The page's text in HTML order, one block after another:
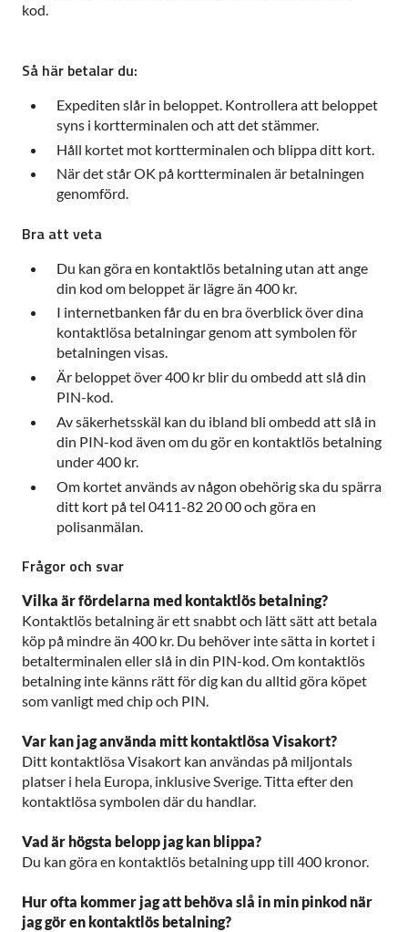
kod.
Så här betalar du:
Expediten slår in beloppet. Kontrollera att beloppet
syns i kortterminalen och att det stämmer.
Håll kortet mot kortterminalen och blippa ditt kort.
När det står OK på kortterminalen är betalningen
genomförd.
Bra att veta
Du kan göra en kontaktlös betalning utan att ange
din kod om beloppet är lägre än 400 kr.
I internetbanken får du en bra överblick över dina
kontaktlösa betalningar genom att symbolen för
betalningen visas.
Är beloppet över 400 kr blir du ombedd att slå din
PIN-kod.
Av säkerhetsskäl kan du ibland bli ombedd att slå in
din PIN-kod även om du gör en kontaktlös betalning
under 400 kr.
Om kortet används av någon obehörig ska du spärra
ditt kort på tel 0411-82 20 00 och göra en
polisanmälan.
Frågor och svar
Vilka är fördelarna med kontaktlös betalning?
Kontaktlös betalning är ett snabbt och lätt sätt att betala
köp på mindre än 400 kr. Du behöver inte sätta in kortet i
betalterminalen eller slå in din PIN-kod. Om kontaktlös
betalning inte känns rätt för dig kan du alltid göra köpet
som vanligt med chip och PIN.
Var kan jag använda mitt kontaktlösa Visakort?
Ditt kontaktlösa Visakort kan användas på miljontals
platser i hela Europa, inklusive Sverige. Titta efter den
kontaktlösa symbolen där du handlar.
Vad är högsta belopp jag kan blippa?
Du kan göra en kontaktlös betalning upp till 400 kronor.
Hur ofta kommer jag att behöva slå in min pinkod när
jag gör en kontaktlös betalning?